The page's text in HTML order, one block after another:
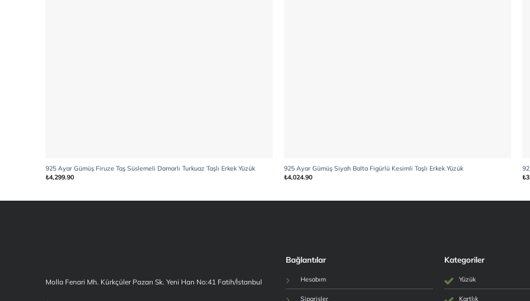
925 Ayar Gümüş Firuze Taş Süslemeli Damarlı Turkuaz Taşlı Erkek Yüzük
₺4,299.90
925 Ayar Gümüş Siyah Balta Figürlü Kesimli Taşlı Erkek Yüzük
₺4,024.90
₺
Molla Fenari Mh. Kürkçüler Pazarı Sk. Yeni Han No:41 Fatih/İstanbul
Bağlantılar
Hesabım
Siparişler
Kategoriler
Yüzük
Kartlık